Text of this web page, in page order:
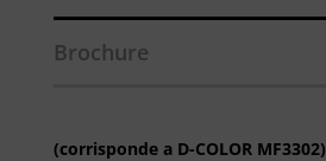
Brochure
(corrisponde a D-COLOR MF3302)